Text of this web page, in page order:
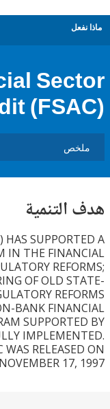
HAS
IN THE
REGULATORY
OF OLD
REGULATORY
NON-BANK
WAS
NOVEMBER